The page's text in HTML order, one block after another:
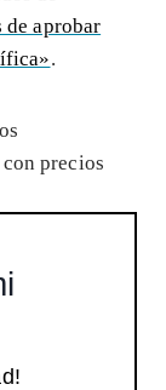
de aprobar
.
precios